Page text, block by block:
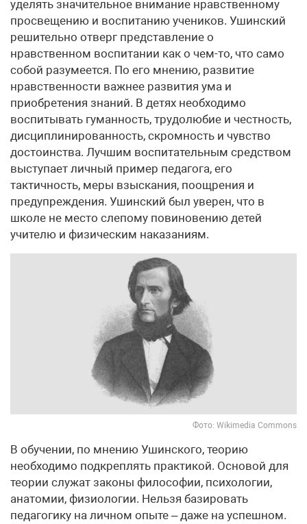
уделять значительное внимание нравственному
просвещению и воспитанию учеников. Ушинский
решительно отверг представление о
нравственном воспитании как о чем-то, что само
собой разумеется. По его мнению, развитие
нравственности важнее развития ума и
приобретения знаний. В детях необходимо
воспитывать гуманность, трудолюбие и честность,
дисциплинированность, скромность и чувство
достоинства. Лучшим воспитательным средством
выступает личный пример педагога, его
тактичность, меры взыскания, поощрения и
предупреждения. Ушинский был уверен, что в
школе не место слепому повиновению детей
учителю и физическим наказаниям.
Фото: Wikimedia Commons
В обучении, по мнению Ушинского, теорию
необходимо подкреплять практикой. Основой для
теории служат законы философии, психологии,
анатомии, физиологии. Нельзя базировать
педагогику на личном опыте – даже на успешном.